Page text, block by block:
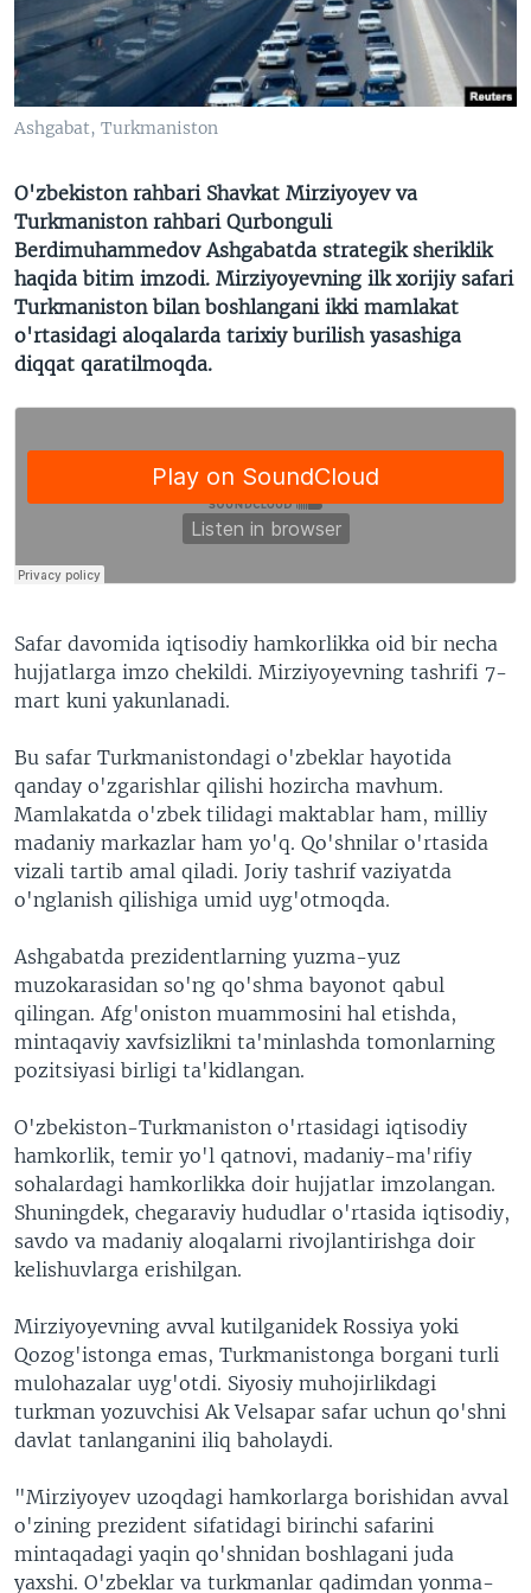
VIDEO
XABARLAR SURATLARDA
ODNOKLASSNIKI
TELEGRAM
TWITTER
Ashgabat, Turkmaniston
O'zbekiston rahbari Shavkat Mirziyoyev va
Turkmaniston rahbari Qurbonguli
Berdimuhammedov Ashgabatda strategik sheriklik
haqida bitim imzodi. Mirziyoyevning ilk xorijiy safari
Turkmaniston bilan boshlangani ikki mamlakat
o'rtasidagi aloqalarda tarixiy burilish yasashiga
diqqat qaratilmoqda.
Safar davomida iqtisodiy hamkorlikka oid bir necha
hujjatlarga imzo chekildi. Mirziyoyevning tashrifi 7-
mart kuni yakunlanadi.
Bu safar Turkmanistondagi o'zbeklar hayotida
qanday o'zgarishlar qilishi hozircha mavhum.
Mamlakatda o'zbek tilidagi maktablar ham, milliy
madaniy markazlar ham yo'q. Qo'shnilar o'rtasida
vizali tartib amal qiladi. Joriy tashrif vaziyatda
o'nglanish qilishiga umid uyg'otmoqda.
Ashgabatda prezidentlarning yuzma-yuz
muzokarasidan so'ng qo'shma bayonot qabul
qilingan. Afg'oniston muammosini hal etishda,
mintaqaviy xavfsizlikni ta'minlashda tomonlarning
pozitsiyasi birligi ta'kidlangan.
O'zbekiston-Turkmaniston o'rtasidagi iqtisodiy
hamkorlik, temir yo'l qatnovi, madaniy-ma'rifiy
sohalardagi hamkorlikka doir hujjatlar imzolangan.
Shuningdek, chegaraviy hududlar o'rtasida iqtisodiy,
savdo va madaniy aloqalarni rivojlantirishga doir
kelishuvlarga erishilgan.
Mirziyoyevning avval kutilganidek Rossiya yoki
Qozog'istonga emas, Turkmanistonga borgani turli
mulohazalar uyg'otdi. Siyosiy muhojirlikdagi
turkman yozuvchisi Ak Velsapar safar uchun qo'shni
davlat tanlanganini iliq baholaydi.
"Mirziyoyev uzoqdagi hamkorlarga borishidan avval
o'zining prezident sifatidagi birinchi safarini
mintaqadagi yaqin qo'shnidan boshlagani juda
yaxshi. O'zbeklar va turkmanlar qadimdan yonma-